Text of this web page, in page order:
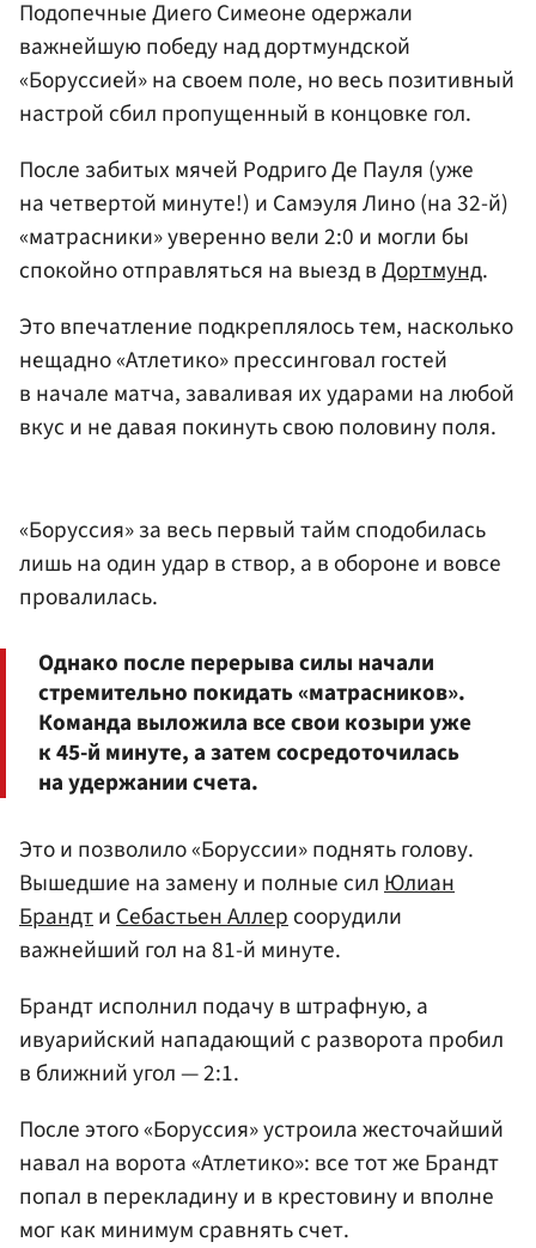
Подопечные Диего Симеоне одержали
важнейшую победу над дортмундской
«Боруссией» на своем поле, но весь позитивный
настрой сбил пропущенный в концовке гол.
После забитых мячей Родриго Де Пауля (уже
на четвертой минуте!) и Самэуля Лино (на 32-й)
«матрасники» уверенно вели 2:0 и могли бы
спокойно отправляться на выезд вДортмунд.
Это впечатление подкреплялось тем, насколько
нещадно «Атлетико» прессинговал гостей
в начале матча, заваливая их ударами на любой
вкус и не давая покинуть свою половину поля.
«Боруссия» за весь первый тайм сподобилась
лишь на один удар в створ, а в обороне и вовсе
провалилась.
Однако после перерыва силы начали
стремительно покидать «матрасников».
Команда выложила все свои козыри уже
к 45-й минуте, а затем сосредоточилась
на удержании счета.
Это и позволило «Боруссии» поднять голову.
Вышедшие на замену и полные сил Юлиан
Брандти Себастьен Аллер соорудили
важнейший гол на 81-й минуте.
Брандт исполнил подачу в штрафную, а
ивуарийский нападающий с разворота пробил
в ближний угол — 2:1.
После этого «Боруссия» устроила жесточайший
навал на ворота «Атлетико»: все тот же Брандт
попал в перекладину и в крестовину и вполне
мог как минимум сравнять счет.